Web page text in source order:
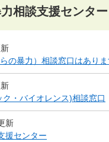
相談支援センター
の暴力）相談窓口はありま
ク・バイオレンス)相談窓口
新
援センター